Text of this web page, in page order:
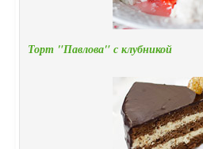
Торт "Павлова" с клубникой